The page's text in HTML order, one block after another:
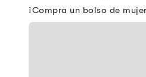
¡Compra un bolso de